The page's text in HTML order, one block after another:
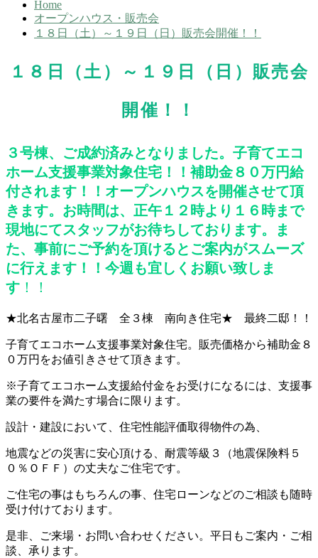
Home
オープンハウス・販売会
１８日（土）～１９日（日）販売会開催！！
１８日（土）～１９日（日）販売会
開催！！
３号棟、ご成約済みとなりました。子育てエコ
ホーム支援事業対象住宅！！補助金８０万円給
付されます！！オープンハウスを開催させて頂
きます。お時間は、正午１２時より１６時まで
現地にてスタッフがお待ちしております。ま
た、事前にご予約を頂けるとご案内がスムーズ
に行えます！！今週も宜しくお願い致しま
す ！！
★北名古屋市二子曙 全３棟 南向き住宅★ 最終二邸！！
子育てエコホーム支援事業対象住宅。販売価格から補助金８
０万円をお値引きさせて頂きます。
※子育てエコホーム支援給付金をお受けになるには、支援事
業の要件を満たす場合に限ります。
設計・建設において、住宅性能評価取得物件の為、
地震などの災害に安心頂ける、耐震等級３（地震保険料５
０％ＯＦＦ）の丈夫なご住宅です。
ご住宅の事はもちろんの事、住宅ローンなどのご相談も随時
受け付けております。
是非、ご来場・お問い合わせください。平日もご案内・ご相
談、承ります。